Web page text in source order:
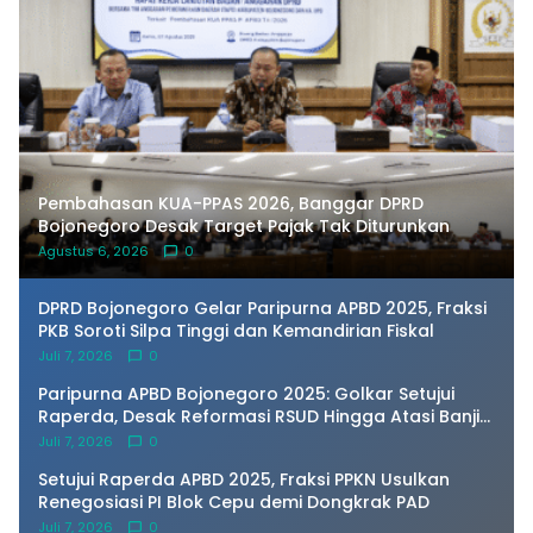
Pembahasan KUA-PPAS 2026, Banggar DPRD
Bojonegoro Desak Target Pajak Tak Diturunkan
Agustus 6, 2026 0
DPRD Bojonegoro Gelar Paripurna APBD 2025, Fraksi
PKB Soroti Silpa Tinggi dan Kemandirian Fiskal
Juli 7, 2026 0
Paripurna APBD Bojonegoro 2025: Golkar Setujui
Raperda, Desak Reformasi RSUD Hingga Atasi Banjir
Kota
Juli 7, 2026 0
Setujui Raperda APBD 2025, Fraksi PPKN Usulkan
Renegosiasi PI Blok Cepu demi Dongkrak PAD
Juli 7, 2026 0